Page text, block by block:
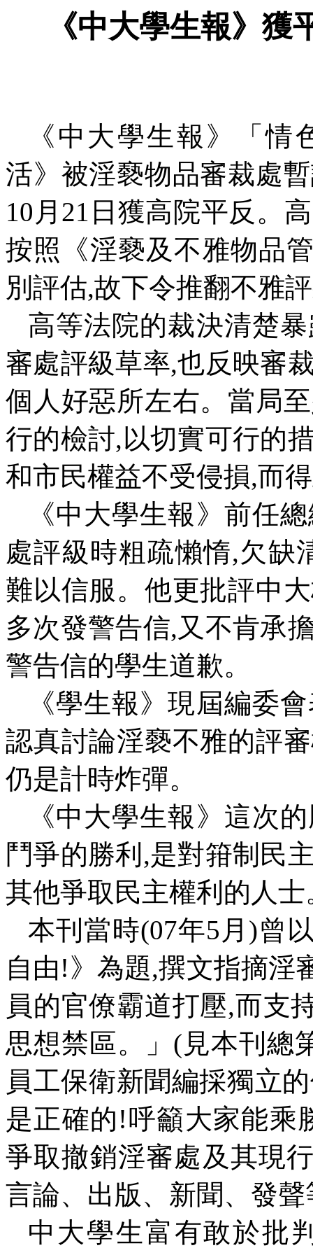
《中大學生報》獲
《中大學生報》「
活》被淫褻物品審裁處
10 月 21 日獲高院平反。
按照《淫褻及不雅物品
別評估,故下令推翻不雅
高等法院的裁決清楚
審處評級草率,也反映審
個人好惡所左右。當局
行的檢討,以切實可行的
和市民權益不受侵損,而
《中大學生報》前任
處評級時粗疏懶惰,欠缺
難以信服。他更批評中
多次發警告信,又不肯承
警告信的學生道歉。
《學生報》現屆編委
認真討論淫褻不雅的評
仍是計時炸彈。
《中大學生報》這次
鬥爭的勝利 ,是對箝制民
其他爭取民主權利的人士
本刊當時(07年5 月 )曾
自由!》為題,撰文指摘淫
員的官僚霸道打壓,而支
思想禁區。」 ( 見本刊總
員工保衛新聞編採獨立
是正確的!呼籲大家能乘
爭取撤銷淫審處及其現
言論、出版、新聞、發
中大學生富有敢於批